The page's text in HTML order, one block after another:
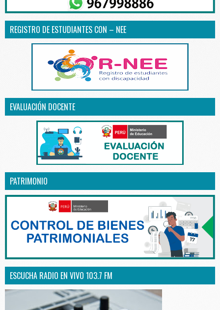
REGISTRO DE ESTUDIANTES CON – NEE
EVALUACIÓN DOCENTE
PATRIMONIO
ESCUCHA RADIO EN VIVO 103.7 FM